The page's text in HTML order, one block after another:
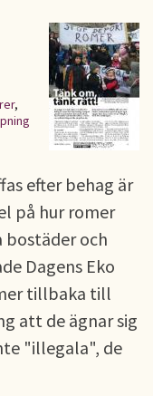
,
efter behag är
på hur romer
och
Dagens Eko
tillbaka till
att de ägnar sig
"illegala", de